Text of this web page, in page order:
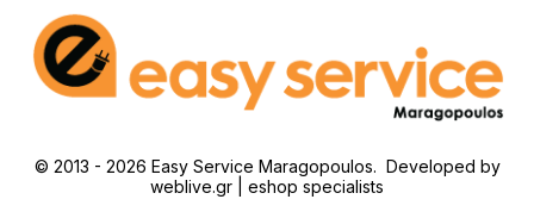
© 2013 - 2026 Easy Service Maragopoulos. Developed by
weblive.gr | eshop specialists